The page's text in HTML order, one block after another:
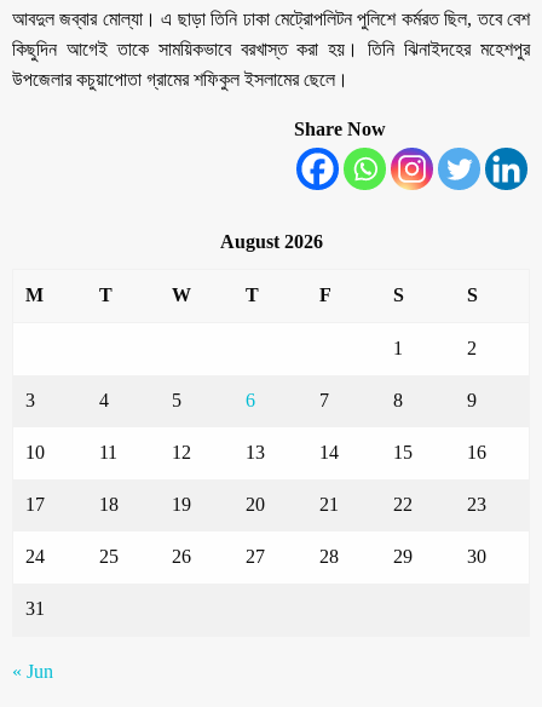
আবদুল জব্বার মোল্যা। এ ছাড়া তিনি ঢাকা মেট্রোপলিটন পুলিশে কর্মরত ছিল, তবে বেশ
কিছুদিন আগেই তাকে সাময়িকভাবে বরখাস্ত করা হয়। তিনি ঝিনাইদহের মহেশপুর
উপজেলার কচুয়াপোতা গ্রামের শফিকুল ইসলামের ছেলে।
Share Now
August 2026
M T W T F S S
1 2
3 4 5 6 7 8 9
10 11 12 13 14 15 16
17 18 19 20 21 22 23
24 25 26 27 28 29 30
31
« Jun